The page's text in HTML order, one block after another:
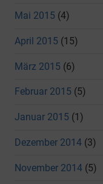
Mai 2015 (4)
April 2015 (15)
März 2015 (6)
Februar 2015 (5)
Januar 2015 (1)
Dezember 2014 (3)
November 2014 (5)